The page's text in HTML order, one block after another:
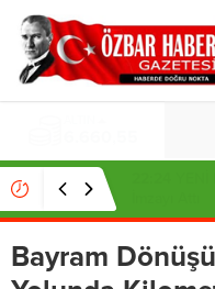
islami
chat
omegla
türk
sohbet
dini
chat
Bayram